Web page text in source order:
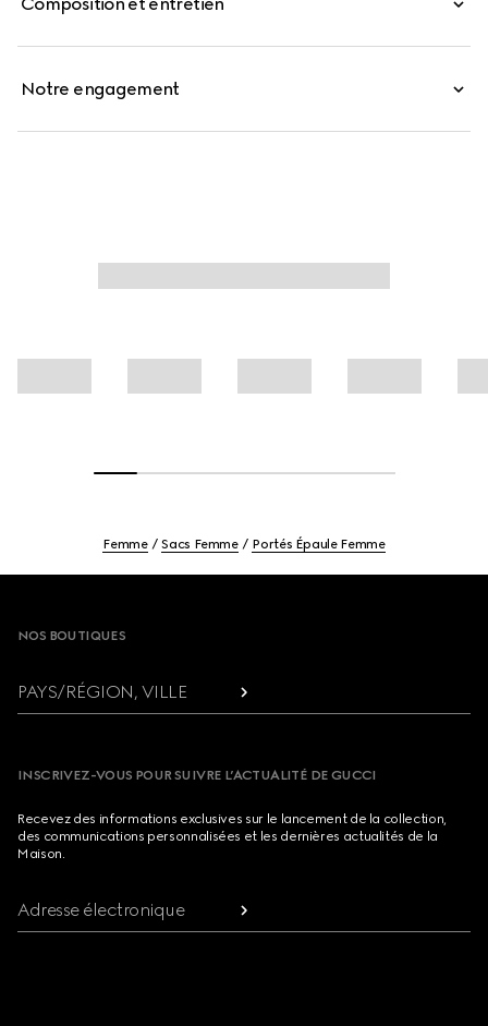
Notre engagement
Femme Sacs Femme Portés Épaule Femme
NOS BOUTIQUES
PAYS/RÉGION, VILLE
INSCRIVEZ-VOUS POUR SUIVRE L’ACTUALITÉ DE GUCCI
Recevez des informations exclusives sur le lancement de la collection,
des communications personnalisées et les dernières actualités de la
Maison.
Adresse électronique